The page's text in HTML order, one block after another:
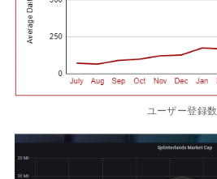
ユーザー登録数